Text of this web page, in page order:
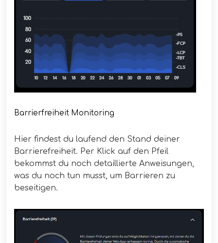
Barrierfreiheit Monitoring
Hier findest du laufend den Stand deiner
Barrierefreiheit. Per Klick auf den Pfeil
bekommst du noch detaillierte Anweisungen,
was du noch tun musst, um Barrieren zu
beseitigen.